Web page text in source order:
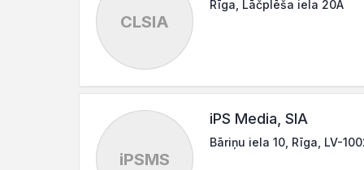
CLSIA
Rīga, Lāčplēša iela 20A
iPSMS
iPS Media, SIA
Bāriņu iela 10, Rīga, LV-